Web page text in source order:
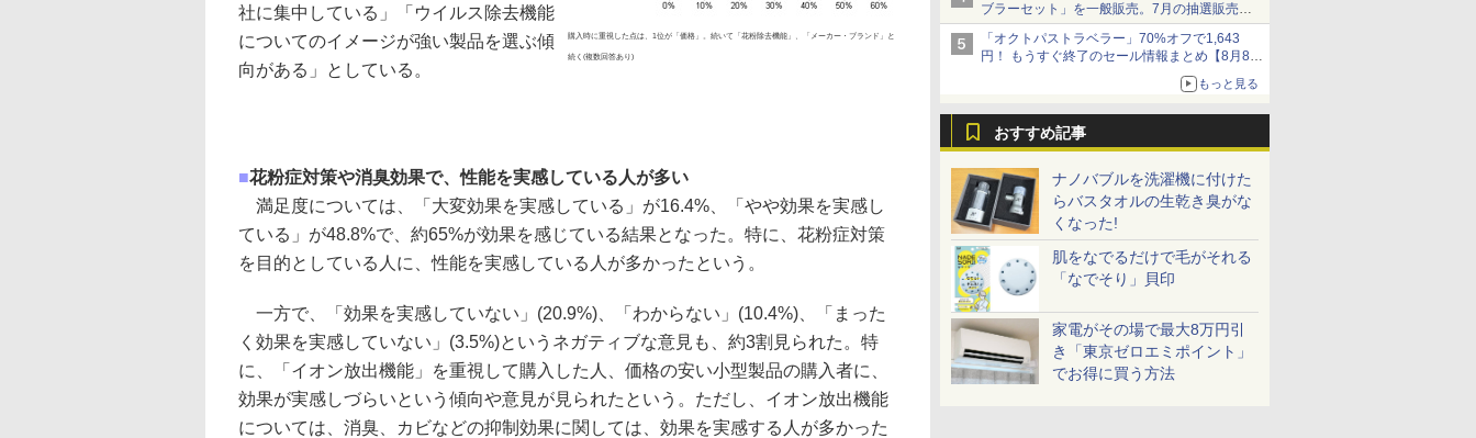
ブラーセット」を一般販売。7月の抽選販売の
当選無効分
「オクトパストラベラー」70%オフで1,643
円！ もうすぐ終了のセール情報まとめ【8月8日
ニンテンドーeショップでは「大神 絶景版」が
もっと見る
おすすめ記事
ナノバブルを洗濯機に付けた
らバスタオルの生乾き臭がな
くなった!
肌をなでるだけで毛がそれる
「なでそり」貝印
家電がその場で最大8万円引
き「東京ゼロエミポイント」
でお得に買う方法
購入時に重視した点は、1位が「価格」。続いて「花粉除去機能」、「メーカー・ブランド」と
続く(複数回答あり)
社に集中している」「ウイルス除去機能
についてのイメージが強い製品を選ぶ傾
向がある」としている。
■花粉症対策や消臭効果で、性能を実感している人が多い
満足度については、「大変効果を実感している」が16.4%、「やや効果を実感し
ている」が48.8%で、約65%が効果を感じている結果となった。特に、花粉症対策
を目的としている人に、性能を実感している人が多かったという。
一方で、「効果を実感していない」(20.9%)、「わからない」(10.4%)、「まった
く効果を実感していない」(3.5%)というネガティブな意見も、約3割見られた。特
に、「イオン放出機能」を重視して購入した人、価格の安い小型製品の購入者に、
効果が実感しづらいという傾向や意見が見られたという。ただし、イオン放出機能
については、消臭、カビなどの抑制効果に関しては、効果を実感する人が多かった